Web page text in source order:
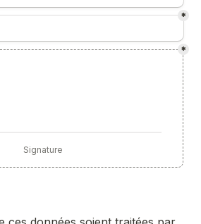
*
Signature
*
field